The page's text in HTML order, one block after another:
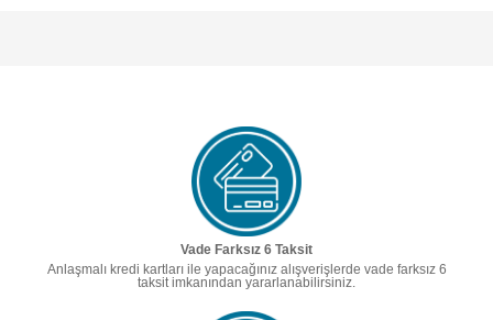
Vade Farksız 6 Taksit
Anlaşmalı kredi kartları ile yapacağınız alışverişlerde vade farksız 6
taksit imkanından yararlanabilirsiniz.